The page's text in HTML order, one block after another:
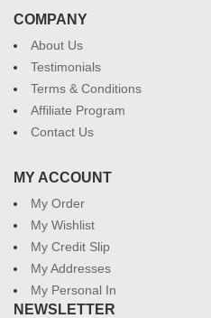
COMPANY
About Us
Testimonials
Terms & Conditions
Affiliate Program
Contact Us
MY ACCOUNT
My Order
My Wishlist
My Credit Slip
My Addresses
My Personal In
NEWSLETTER